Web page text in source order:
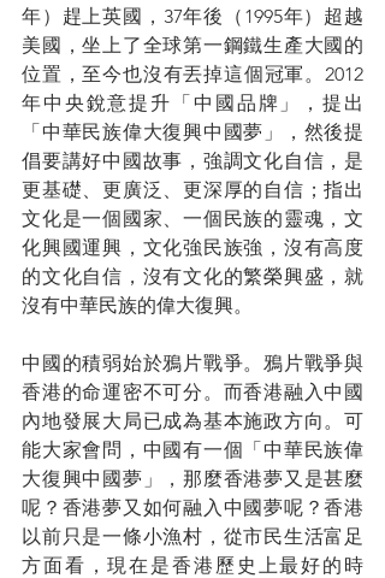
年）趕上英國，37年後（1995年）超越
美國，坐上了全球第一鋼鐵生產大國的
位置，至今也沒有丟掉這個冠軍。2012
年中央銳意提升「中國品牌」，提出
「中華民族偉大復興中國夢」，然後提
倡要講好中國故事，強調文化自信，是
更基礎、更廣泛、更深厚的自信；指出
文化是一個國家、一個民族的靈魂，文
化興國運興，文化強民族強，沒有高度
的文化自信，沒有文化的繁榮興盛，就
沒有中華民族的偉大復興。
中國的積弱始於鴉片戰爭。鴉片戰爭與
香港的命運密不可分。而香港融入中國
內地發展大局已成為基本施政方向。可
能大家會問，中國有一個「中華民族偉
大復興中國夢」，那麼香港夢又是甚麼
呢？香港夢又如何融入中國夢呢？香港
以前只是一條小漁村，從市民生活富足
方面看，現在是香港歷史上最好的時